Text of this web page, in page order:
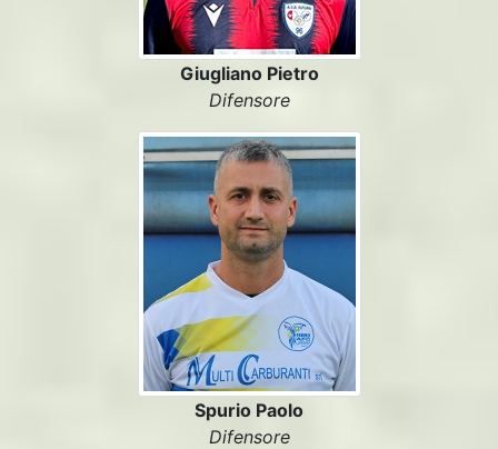
Giugliano Pietro
Difensore
Spurio Paolo
Difensore